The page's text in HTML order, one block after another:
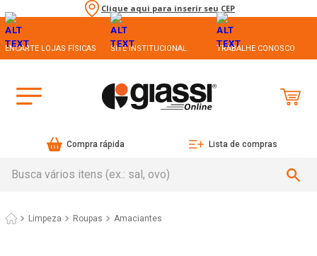
Clique aqui para inserir seu CEP
ENCARTE LOJAS FÍSICAS SITE INSTITUCIONAL TRABALHE CONOSCO
Compra rápida Lista de compras
Limpeza Roupas Amaciantes